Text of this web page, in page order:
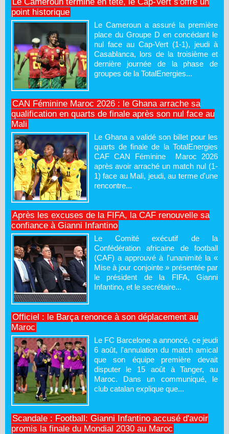
point historique
Le Cameroun a assuré la première
place du Groupe D en concédant le
nul face au Cap-Vert (1-1), jeudi à
Casablanca, lors de la troisième et
dernière journée de la phase de
groupes de la TotalEnergies...
CAN Féminine Maroc 2026 : le Ghana arrache sa
qualification en quarts de finale après son nul face au
Mali
Le Ghana a validé son billet pour les
quarts de finale de la TotalEnergies
CAF CAN Féminine Maroc 2026
après avoir arraché un match nul (1-
1) face au Mali, jeudi, au terme d'une
rencontre...
Après les excuses de la FIFA, la CAF renouvelle sa
confiance à Gianni Infantino
Le Comité exécutif de la
Confédération africaine de football
(CAF) a approuvé à l'unanimité la «
Mise à jour conjointe » présentée par
le président de la FIFA, Gianni
Infantino, et le secrétaire...
Officiel : le Barça renonce à son déplacement au
Maroc
Le FC Barcelone a annoncé, ce jeudi
6 août, l'annulation du match amical
que son équipe première devait
disputer le 15 août à Tanger, au
Maroc. Dans un communiqué, le
club catalan explique que...
Scandale : Football: Gianni Infantino accusé d'avoir
promis la finale du Mondial 2030 au Maroc